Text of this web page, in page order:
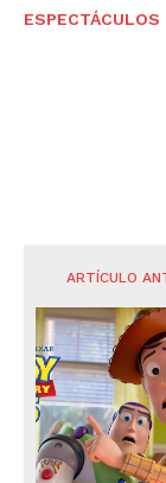
ESPECTÁCULOS
ARTÍCULO